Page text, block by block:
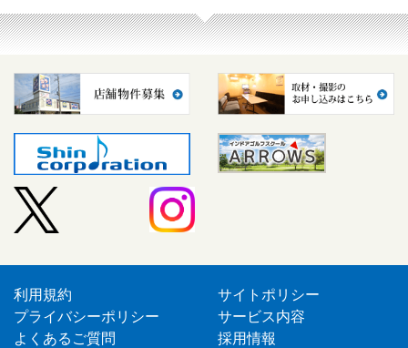
利用規約
サイトポリシー
プライバシーポリシー
サービス内容
よくあるご質問
採用情報